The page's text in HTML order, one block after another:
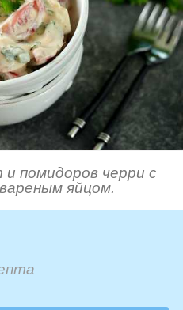
помидоров черри с
яйцом.